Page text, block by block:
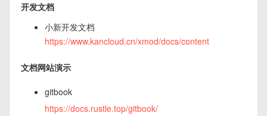
开发文档
小新开发文档
https://www.kancloud.cn/xmod/docs/content
文档网站演示
gitbook
https://docs.rustle.top/gitbook/